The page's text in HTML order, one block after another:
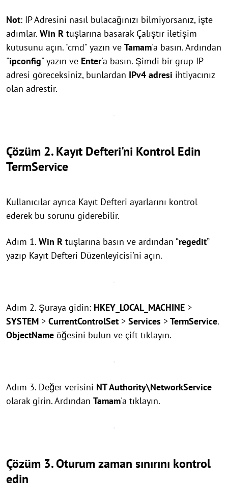
Not: IP Adresini nasıl bulacağınızı bilmiyorsanız, işte
adımlar. Win R tuşlarına basarak Çalıştır iletişim
kutusunu açın. "cmd" yazın ve Tamam'a basın. Ardından
"ipconfig" yazın ve Enter'a basın. Şimdi bir grup IP
adresi göreceksiniz, bunlardan IPv4 adresi ihtiyacınız
olan adrestir.
Çözüm 2. Kayıt Defteri'ni Kontrol Edin
TermService
Kullanıcılar ayrıca Kayıt Defteri ayarlarını kontrol
ederek bu sorunu giderebilir.
Adım 1. Win R tuşlarına basın ve ardından “regedit”
yazıp Kayıt Defteri Düzenleyicisi'ni açın.
Adım 2. Şuraya gidin: HKEY_LOCAL_MACHINE >
SYSTEM > CurrentControlSet > Services >TermService.
ObjectName öğesini bulun ve çift tıklayın.
Adım 3. Değer verisini NT Authority\NetworkService
olarak girin. Ardından Tamam'a tıklayın.
Çözüm 3. Oturum zaman sınırını kontrol
edin